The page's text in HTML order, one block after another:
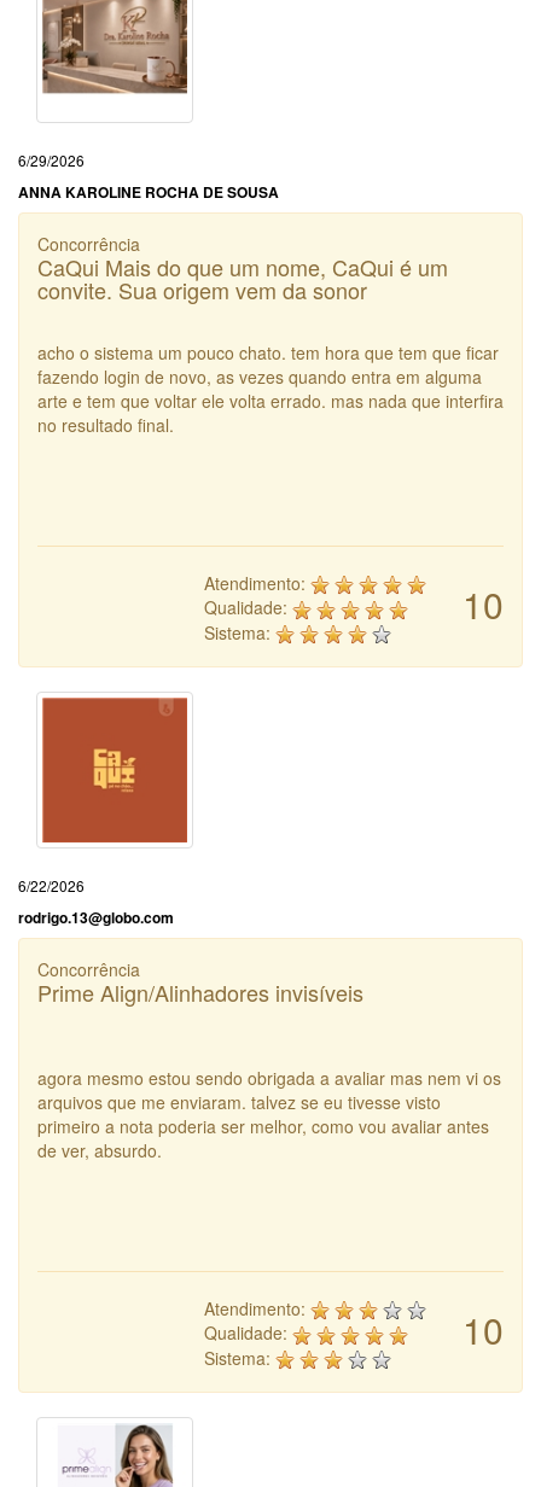
6/29/2026
ANNA KAROLINE ROCHA DE SOUSA
Concorrência
CaQui Mais do que um nome, CaQui é um
convite. Sua origem vem da sonor
acho o sistema um pouco chato. tem hora que tem que ficar
fazendo login de novo, as vezes quando entra em alguma
arte e tem que voltar ele volta errado. mas nada que interfira
no resultado final.
10
Atendimento:
Qualidade:
Sistema:
6/22/2026
rodrigo.13@globo.com
Concorrência
Prime Align/Alinhadores invisíveis
agora mesmo estou sendo obrigada a avaliar mas nem vi os
arquivos que me enviaram. talvez se eu tivesse visto
primeiro a nota poderia ser melhor, como vou avaliar antes
de ver, absurdo.
10
Atendimento:
Qualidade:
Sistema: